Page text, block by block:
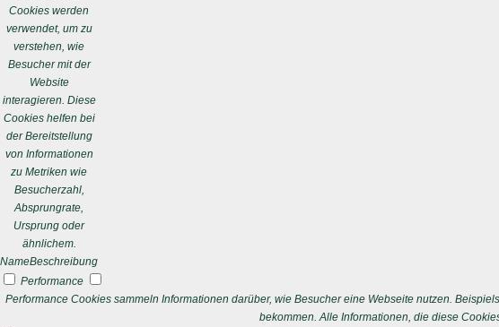
Cookies werden
verwendet, um zu
verstehen, wie
Besucher mit der
Website
interagieren. Diese
Cookies helfen bei
der Bereitstellung
von Informationen
zu Metriken wie
Besucherzahl,
Absprungrate,
Ursprung oder
ähnlichem.
NameBeschreibung
Performance
Performance Cookies sammeln Informationen darüber, wie Besucher eine Webseite nutzen.
bekommen. Alle Informationen, die diese